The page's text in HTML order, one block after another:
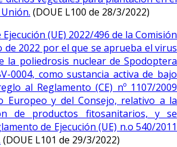
(DOUE L100 de 28/3/2022)
(UE) 2022/496 de la Comisión
de 2022 por el que se aprueba el virus
la poliedrosis nuclear de Spodoptera
0004, como sustancia activa de bajo
al Reglamento (CE) nº 1107/2009
Europeo y del Consejo, relativo a la
de productos fitosanitarios, y se
de Ejecución (UE) n.o 540/2011
(DOUE L101 de 29/3/2022)